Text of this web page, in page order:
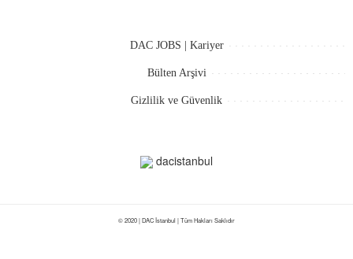
DAC JOBS | Kariyer
Bülten Arşivi
Gizlilik ve Güvenlik
dacistanbul
© 2020 | DAC İstanbul | Tüm Hakları Saklıdır